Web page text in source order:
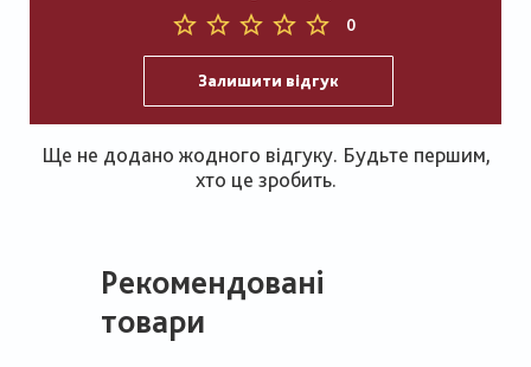
0
Залишити відгук
Ще не додано жодного відгуку. Будьте першим,
хто це зробить.
Рекомендовані
товари